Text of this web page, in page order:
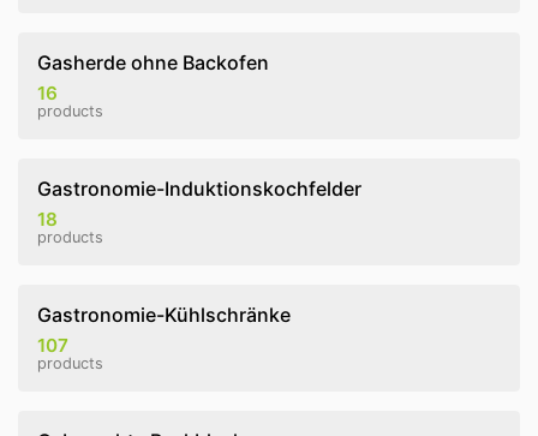
Gasherde ohne Backofen
16
products
Gastronomie-Induktionskochfelder
18
products
Gastronomie-Kühlschränke
107
products